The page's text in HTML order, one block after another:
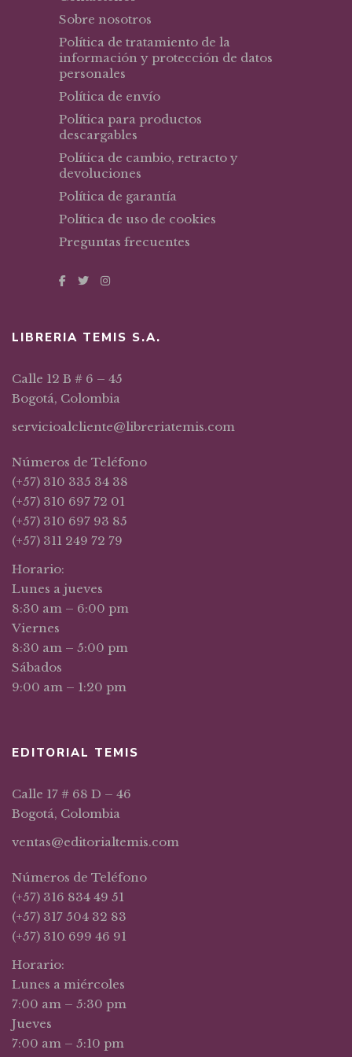
Sobre nosotros
Política de tratamiento de la
información y protección de datos
personales
Política de envío
Política para productos
descargables
Política de cambio, retracto y
devoluciones
Política de garantía
Política de uso de cookies
Preguntas frecuentes
LIBRERIA TEMIS S.A.
Calle 12 B # 6 – 45
Bogotá, Colombia
servicioalcliente@libreriatemis.com
Números de Teléfono
(+57) 310 335 34 38
(+57) 310 697 72 01
(+57) 310 697 93 85
(+57) 311 249 72 79
Horario:
Lunes a jueves
8:30 am – 6:00 pm
Viernes
8:30 am – 5:00 pm
Sábados
9:00 am – 1:20 pm
EDITORIAL TEMIS
Calle 17 # 68 D – 46
Bogotá, Colombia
ventas@editorialtemis.com
Números de Teléfono
(+57) 316 834 49 51
(+57) 317 504 32 83
(+57) 310 699 46 91
Horario:
Lunes a miércoles
7:00 am – 5:30 pm
Jueves
7:00 am – 5:10 pm